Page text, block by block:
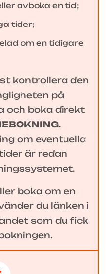
avboka en tid;
tider;
om en tidigare
kontrollera den
på
och boka direkt
.
om eventuella
är redan
boka om en
du länken i
som du fick